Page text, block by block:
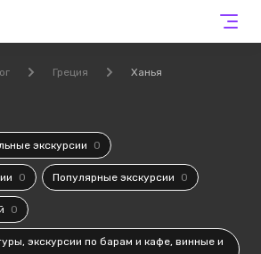
Греция Ханья
экскурсии 0
0 Популярные экскурсии 0
0
экскурсии по барам и кафе, винные и